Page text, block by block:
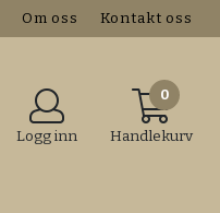
Om oss Kontakt oss
Logg inn
0
Handlekurv